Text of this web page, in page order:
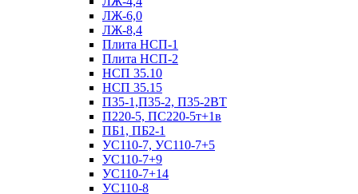
ЛЖ-6,0
ЛЖ-8,4
Плита НСП-1
Плита НСП-2
НСП 35.10
НСП 35.15
П35-1,П35-2, П35-2ВТ
П220-5, ПС220-5т+1в
ПБ1, ПБ2-1
УС110-7, УС110-7+5
УС110-7+9
УС110-7+14
УС110-8